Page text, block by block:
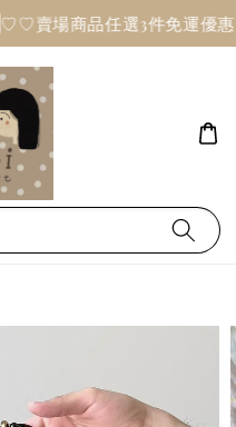
♡♡賣場商品任選3件免運優